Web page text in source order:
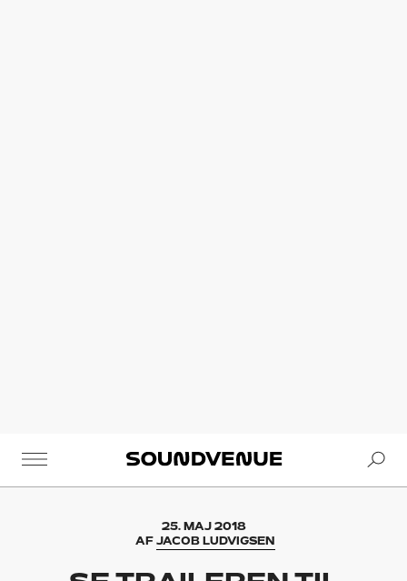
Soundvenue
25. MAJ 2018
AFJACOB LUDVIGSEN